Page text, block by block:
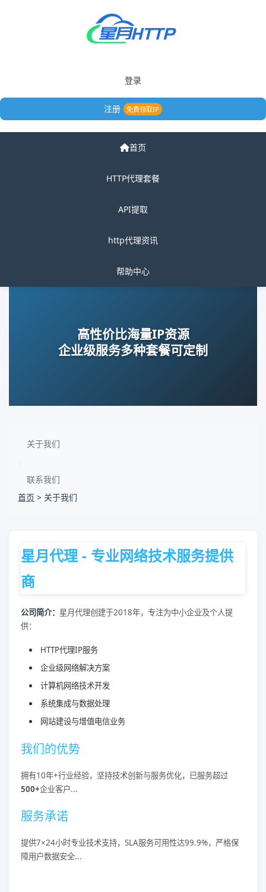
登录
注册 免费领取IP
首页
HTTP代理套餐
API提取
http代理资讯
帮助中心
高性价比海量IP资源
企业级服务多种套餐可定制
关于我们
联系我们
首页 > 关于我们
星月代理 - 专业网络技术服务提供
商
公司简介： 星月代理创建于2018年，专注为中小企业及个人提
供：
HTTP代理IP服务
企业级网络解决方案
计算机网络技术开发
系统集成与数据处理
网站建设与增值电信业务
我们的优势
拥有10年+行业经验，坚持技术创新与服务优化，已服务超过
500+企业客户...
服务承诺
提供7×24小时专业技术支持，SLA服务可用性达99.9%，严格保
障用户数据安全...